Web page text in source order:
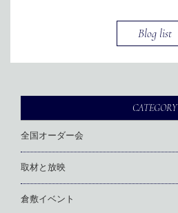
Blog list
CATEGORY
全国オーダー会
取材と放映
倉敷イベント